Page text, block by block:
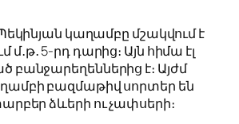
կաղամբը մշակվում է
5-րդ դարից։ Այն հիմա էլ
բանջարեղեններից է։ Այժմ
բազմաթիվ սորտեր են
ձևերի ու չափսերի։